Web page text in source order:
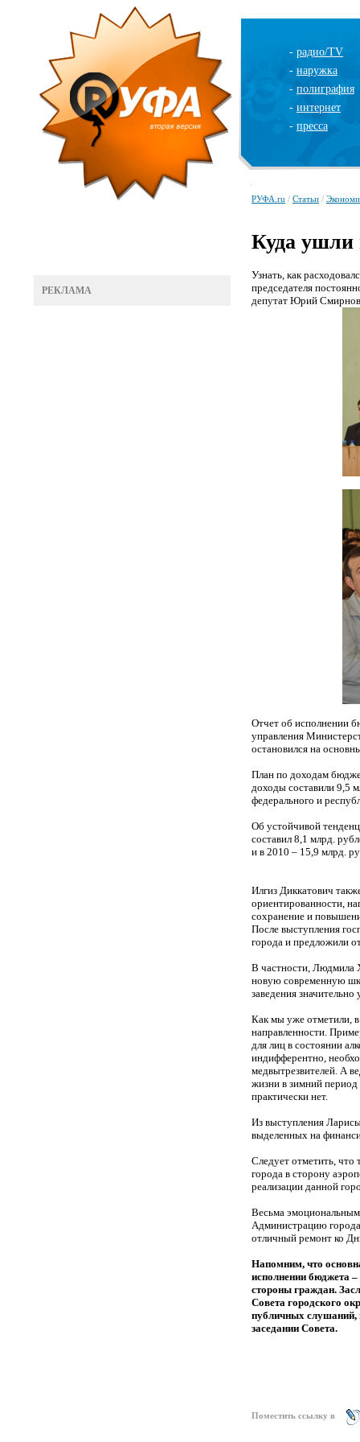
- радио/TV
- наружка
- полиграфия
- интернет
- пресса
РЕКЛАМА
РУФА.ru / Статьи /
Куда ушли
Узнать, как
председателя
депутат Юрий
Отчет об исполнении
управления
остановился на
План по доходам
доходы составили 9,5
федерального и
Об устойчивой
составил 8,1 млрд.
и в 2010 – 15,9 млрд.
Илгиз Диккатович
ориентированности,
сохранение и
После выступления
города и предложили
В частности, Людмила
новую современную
заведения
Как мы уже отметили,
направленности.
для лиц в состоянии
индифферентно,
медвытрезвителей. А
жизни в зимний
практически нет.
Из выступления
выделенных на
Следует отметить, что
города в сторону
реализации данной
Весьма
Администрацию
отличный ремонт ко
Напомним, что
исполнении бюджета –
стороны граждан.
Совета городского
публичных слушаний,
заседании Совета.
Поместить ссылку в